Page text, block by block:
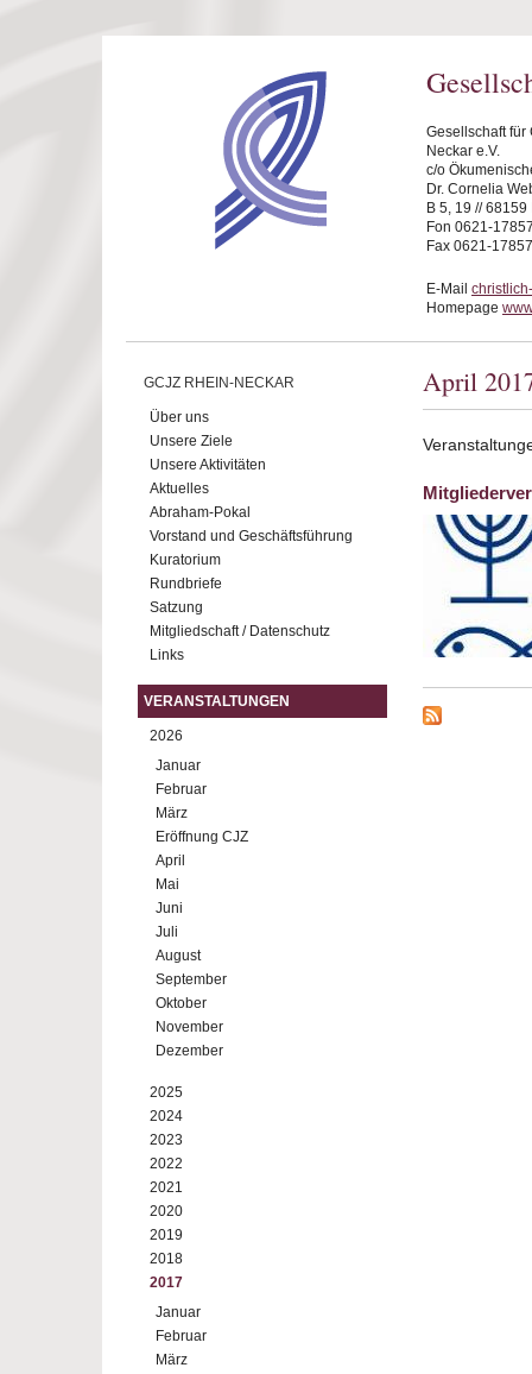
Gesellschaft
Neckar e.V.
c/o
Dr. Cornelia
B 5, 19 //
Fon 0621-
Fax 0621-
E-Mail
Homepage
GCJZ RHEIN-NECKAR
Über uns
Unsere Ziele
Unsere Aktivitäten
Aktuelles
Abraham-Pokal
Vorstand und Geschäftsführung
Kuratorium
Rundbriefe
Satzung
Mitgliedschaft / Datenschutz
Links
VERANSTALTUNGEN
2026
Januar
Februar
März
Eröffnung CJZ
April
Mai
Juni
Juli
August
September
Oktober
November
Dezember
2025
2024
2023
2022
2021
2020
2019
2018
2017
Januar
Februar
März
April